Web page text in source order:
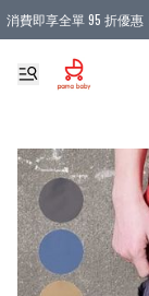
消費即享全單 95 折優惠
購物滿 HKD 900.00即